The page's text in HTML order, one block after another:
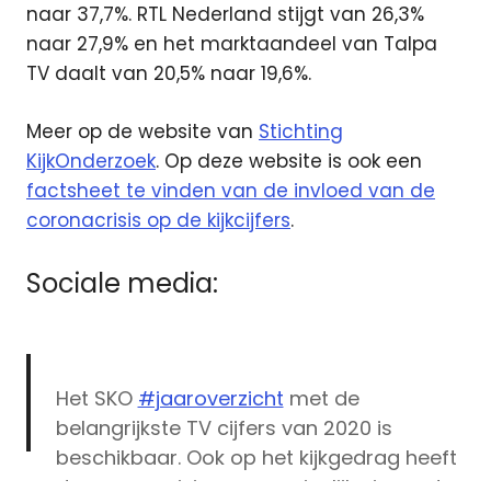
naar 37,7%. RTL Nederland stijgt van 26,3%
naar 27,9% en het marktaandeel van Talpa
TV daalt van 20,5% naar 19,6%.
Meer op de website van Stichting
KijkOnderzoek. Op deze website is ook een
factsheet te vinden van de invloed van de
coronacrisis op de kijkcijfers.
Sociale media:
Het SKO #jaaroverzicht met de
belangrijkste TV cijfers van 2020 is
beschikbaar. Ook op het kijkgedrag heeft
de coronacrisis een aanzienlijke impact